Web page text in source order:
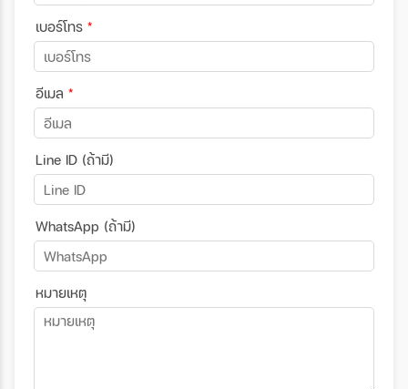
เบอร์โทร *
อีเมล *
Line ID (ถ้ามี)
WhatsApp (ถ้ามี)
หมายเหตุ